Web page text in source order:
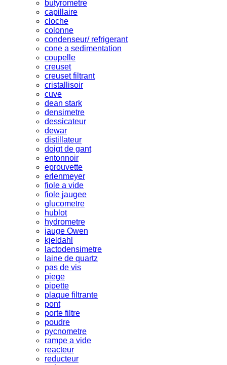
butyrometre
capillaire
cloche
colonne
condenseur/ refrigerant
cone a sedimentation
coupelle
creuset
creuset filtrant
cristallisoir
cuve
dean stark
densimetre
dessicateur
dewar
distillateur
doigt de gant
entonnoir
eprouvette
erlenmeyer
fiole a vide
fiole jaugee
glucometre
hublot
hydrometre
jauge Owen
kjeldahl
lactodensimetre
laine de quartz
pas de vis
piege
pipette
plaque filtrante
pont
porte filtre
poudre
pycnometre
rampe a vide
reacteur
reducteur